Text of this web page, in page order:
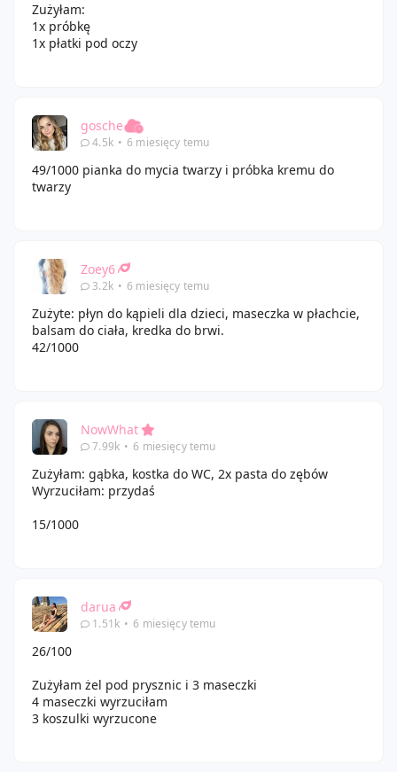
Zużyłam:
1x próbkę
1x płatki pod oczy
gosche
4.5k • 6 miesięcy temu
49/1000 pianka do mycia twarzy i próbka kremu do
twarzy
Zoey6
3.2k • 6 miesięcy temu
Zużyte: płyn do kąpieli dla dzieci, maseczka w płachcie,
balsam do ciała, kredka do brwi.
42/1000
NowWhat
7.99k • 6 miesięcy temu
Zużyłam: gąbka, kostka do WC, 2x pasta do zębów
Wyrzuciłam: przydaś
15/1000
darua
1.51k • 6 miesięcy temu
26/100
Zużyłam żel pod prysznic i 3 maseczki
4 maseczki wyrzuciłam
3 koszulki wyrzucone